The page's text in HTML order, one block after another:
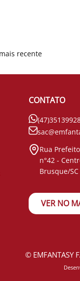
CONTATO
Rua
n°42 -
Brusque/SC
VER NO
© EMFANTASY